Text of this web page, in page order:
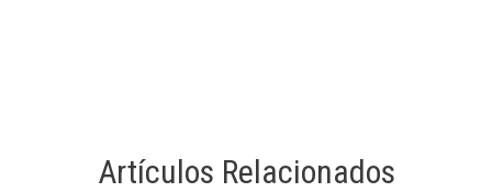
Artículos Relacionados